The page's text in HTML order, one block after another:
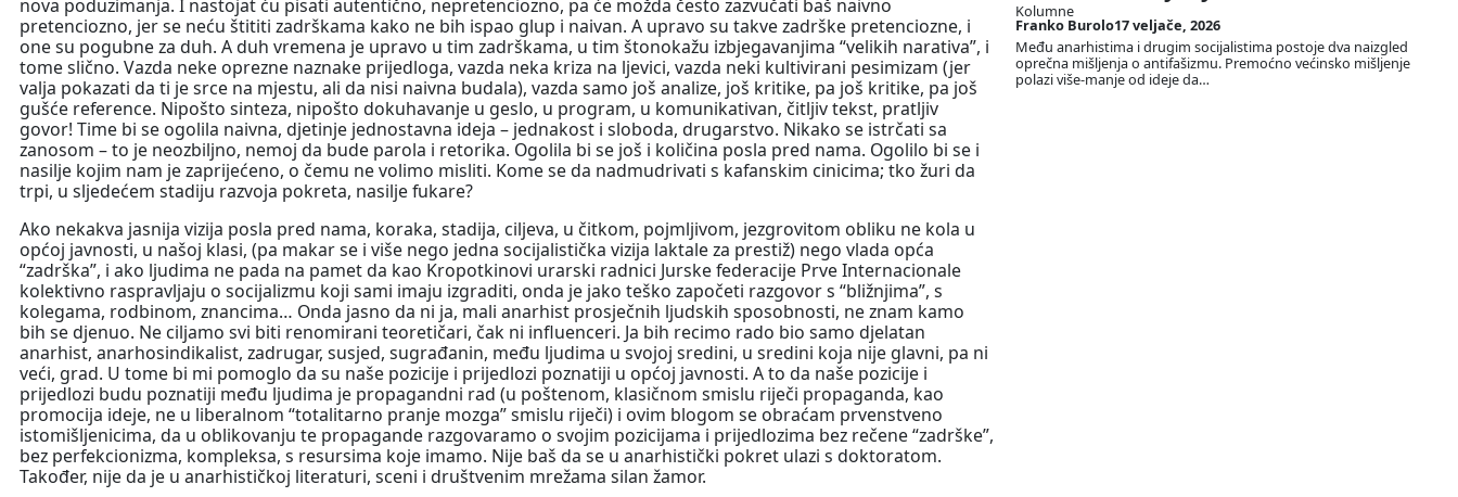
nova poduzimanja. I nastojat ću pisati autentično, nepretenciozno, pa će možda često zazvučati baš naivno
pretenciozno, jer se neću štititi zadrškama kako ne bih ispao glup i naivan. A upravo su takve zadrške pretenciozne, i
one su pogubne za duh. A duh vremena je upravo u tim zadrškama, u tim štonokažu izbjegavanjima “velikih narativa”, i
tome slično. Vazda neke oprezne naznake prijedloga, vazda neka kriza na ljevici, vazda neki kultivirani pesimizam (jer
valja pokazati da ti je srce na mjestu, ali da nisi naivna budala), vazda samo još analize, još kritike, pa još kritike, pa još
gušće reference. Nipošto sinteza, nipošto dokuhavanje u geslo, u program, u komunikativan, čitljiv tekst, pratljiv
govor! Time bi se ogolila naivna, djetinje jednostavna ideja – jednakost i sloboda, drugarstvo. Nikako se istrčati sa
zanosom – to je neozbiljno, nemoj da bude parola i retorika. Ogolila bi se još i količina posla pred nama. Ogolilo bi se i
nasilje kojim nam je zaprijećeno, o čemu ne volimo misliti. Kome se da nadmudrivati s kafanskim cinicima; tko žuri da
trpi, u sljedećem stadiju razvoja pokreta, nasilje fukare?
Ako nekakva jasnija vizija posla pred nama, koraka, stadija, ciljeva, u čitkom, pojmljivom, jezgrovitom obliku ne kola u
općoj javnosti, u našoj klasi, (pa makar se i više nego jedna socijalistička vizija laktale za prestiž) nego vlada opća
“zadrška”, i ako ljudima ne pada na pamet da kao Kropotkinovi urarski radnici Jurske federacije Prve Internacionale
kolektivno raspravljaju o socijalizmu koji sami imaju izgraditi, onda je jako teško započeti razgovor s “bližnjima”, s
kolegama, rodbinom, znancima… Onda jasno da ni ja, mali anarhist prosječnih ljudskih sposobnosti, ne znam kamo
bih se djenuo. Ne ciljamo svi biti renomirani teoretičari, čak ni influenceri. Ja bih recimo rado bio samo djelatan
anarhist, anarhosindikalist, zadrugar, susjed, sugrađanin, među ljudima u svojoj sredini, u sredini koja nije glavni, pa ni
veći, grad. U tome bi mi pomoglo da su naše pozicije i prijedlozi poznatiji u općoj javnosti. A to da naše pozicije i
prijedlozi budu poznatiji među ljudima je propagandni rad (u poštenom, klasičnom smislu riječi propaganda, kao
promocija ideje, ne u liberalnom “totalitarno pranje mozga” smislu riječi) i ovim blogom se obraćam prvenstveno
istomišljenicima, da u oblikovanju te propagande razgovaramo o svojim pozicijama i prijedlozima bez rečene “zadrške”,
bez perfekcionizma, kompleksa, s resursima koje imamo. Nije baš da se u anarhistički pokret ulazi s doktoratom.
Također, nije da je u anarhističkoj literaturi, sceni i društvenim mrežama silan žamor.
Kolumne
Franko Burolo17 veljače, 2026
Među anarhistima i drugim socijalistima postoje dva naizgled
oprečna mišljenja o antifašizmu. Premoćno većinsko mišljenje
polazi više-manje od ideje da…